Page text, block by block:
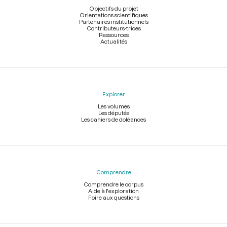
Objectifs du projet
Orientations scientifiques
Partenaires institutionnels
Contributeurs-trices
Ressources
Actualités
Explorer
Les volumes
Les députés
Les cahiers de doléances
Comprendre
Comprendre le corpus
Aide à l'exploration
Foire aux questions